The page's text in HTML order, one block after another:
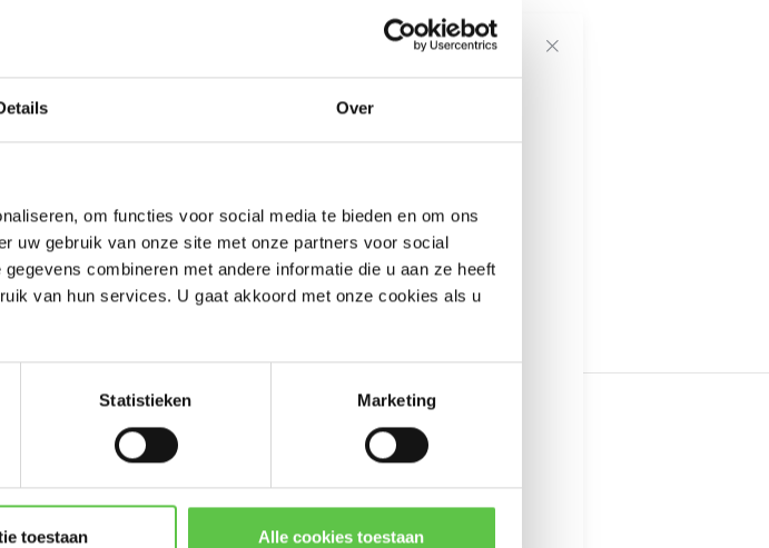
Over
om functies voor social media te bieden en om ons
uw gebruik van onze site met onze partners voor social
combineren met andere informatie die u aan ze heeft
van hun services. U gaat akkoord met onze cookies als u
Statistieken Marketing
toestaan Alle cookies toestaan
SEC-5YR Meraki MX64
Schrijf je in voor onze
Updates, acties & productinformatie
E-mailadres*
* Lees hier de wettelijke beperkingen